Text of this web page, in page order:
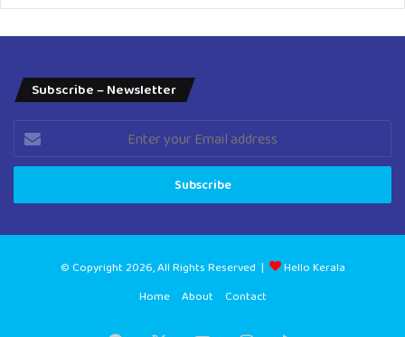
Subscribe – Newsletter
Enter
your
Email
© Copyright 2026, All Rights Reserved |
Hello Kerala
Home
About Contact